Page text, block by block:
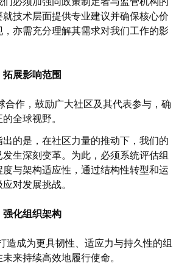
技术层面提供专业建议并确保核心价
亦需充分理解其需求对我们工作的影
拓展影响范围
合作，鼓励广大社区及其代表参与，确
全球视野。
的是，在社区力量的推动下，我们的
生深刻变革。为此，必须系统评估组
与架构适应性，通过结构性转型和运
对发展挑战。
强化组织架构
造成为更具韧性、适应力与持久性的组
来持续高效地履行使命。